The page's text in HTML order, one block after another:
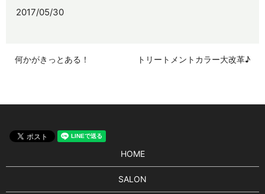
2017/05/30
何かがきっとある！ トリートメントカラー大改革♪
HOME
SALON